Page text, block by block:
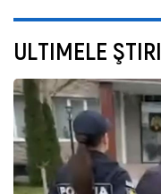
ULTIMELE ŞTIRI